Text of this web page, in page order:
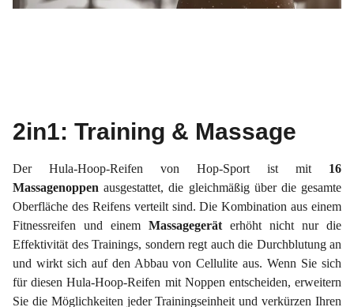
2in1: Training & Massage
Der Hula-Hoop-Reifen von Hop-Sport ist mit 16
Massagenoppen ausgestattet, die gleichmäßig über die gesamte
Oberfläche des Reifens verteilt sind. Die Kombination aus einem
Fitnessreifen und einem Massagegerät erhöht nicht nur die
Effektivität des Trainings, sondern regt auch die Durchblutung an
und wirkt sich auf den Abbau von Cellulite aus. Wenn Sie sich
für diesen Hula-Hoop-Reifen mit Noppen entscheiden, erweitern
Sie die Möglichkeiten jeder Trainingseinheit und verkürzen Ihren